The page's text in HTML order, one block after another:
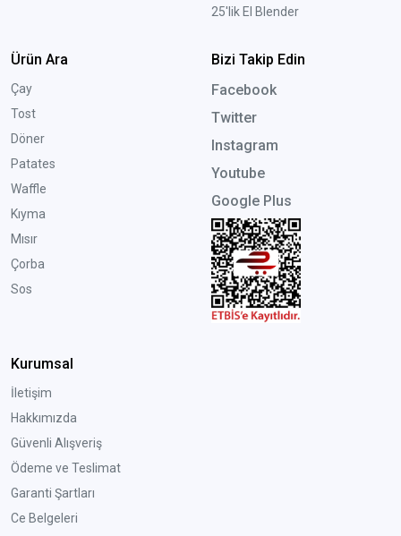
25'lik El Blender
Ürün Ara
Çay
Tost
Döner
Patates
Waffle
Kıyma
Mısır
Çorba
Sos
Bizi Takip Edin
Facebook
Twitter
Instagram
Youtube
Google Plus
Kurumsal
İletişim
Hakkımızda
Güvenli Alışveriş
Ödeme ve Teslimat
Garanti Şartları
Ce Belgeleri